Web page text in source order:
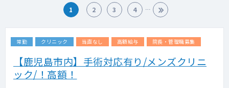
1 2 3 4
常勤 クリニック 当直なし 高額給与 院長・管理職募集
【鹿児島市内】手術対応有り/メンズクリニ
ック/！高額！